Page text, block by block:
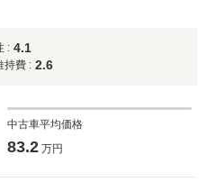
: 4.1
持費 : 2.6
中古車平均価格
83.2万円